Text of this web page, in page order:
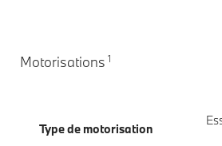
Motorisations 1
Type de motorisation